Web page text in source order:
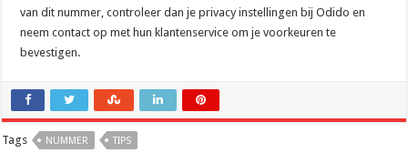
van dit nummer, controleer dan je privacy instellingen bij Odido en
neem contact op met hun klantenservice om je voorkeuren te
bevestigen.
Tags NUMMER TIPS